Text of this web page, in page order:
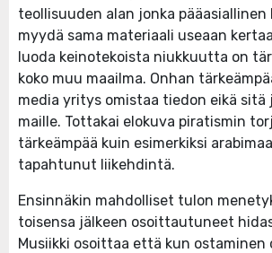
teollisuuden alan jonka pääasiallinen
myydä sama materiaali useaan
luoda keinotekoista niukkuutta on
koko muu maailma. Onhan
media yritys omistaa tiedon eikä
maille. Tottakai elokuva piratismin
tärkeämpää kuin esimerkiksi
tapahtunut liikehdintä.
Ensinnäkin mahdolliset tulon
toisensa jälkeen osoittautuneet
Musiikki osoittaa että kun ostaminen